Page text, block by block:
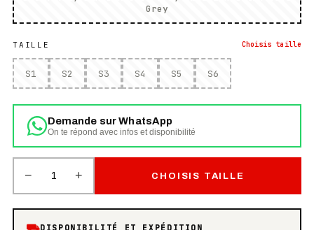
Grey
TAILLE Choisis taille
S1 S2 S3 S4 S5 S6
Demande sur WhatsApp
On te répond avec infos et disponibilité
− 1 + CHOISIS TAILLE
⛟DISPONIBILITÉ ET EXPÉDITION